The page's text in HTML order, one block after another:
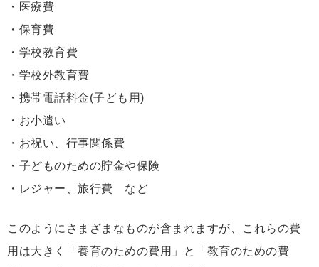
・医療費
・保育費
・学校教育費
・学校外教育費
・携帯電話料金(子ども用)
・お小遣い
・お祝い、行事関係費
・子どものための貯金や保険
・レジャー、旅行費 など
このようにさまざまなものが含まれますが、これらの費
用は大きく「養育のための費用」と「教育のための費